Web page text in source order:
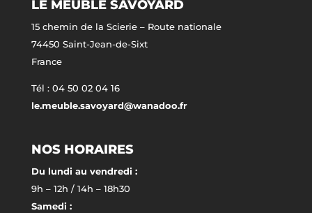
LE MEUBLE SAVOYARD
15 chemin de la Scierie – Route nationale
74450 Saint-Jean-de-Sixt
France
Tél : 04 50 02 04 16
le.meuble.savoyard@wanadoo.fr
NOS HORAIRES
Du lundi au vendredi :
9h – 12h / 14h – 18h30
Samedi :